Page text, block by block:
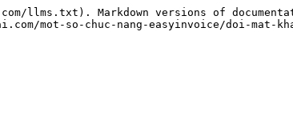
llms.txt). Markdown versions of
mot-so-chuc-nang-easyinvoice/doi-mat-